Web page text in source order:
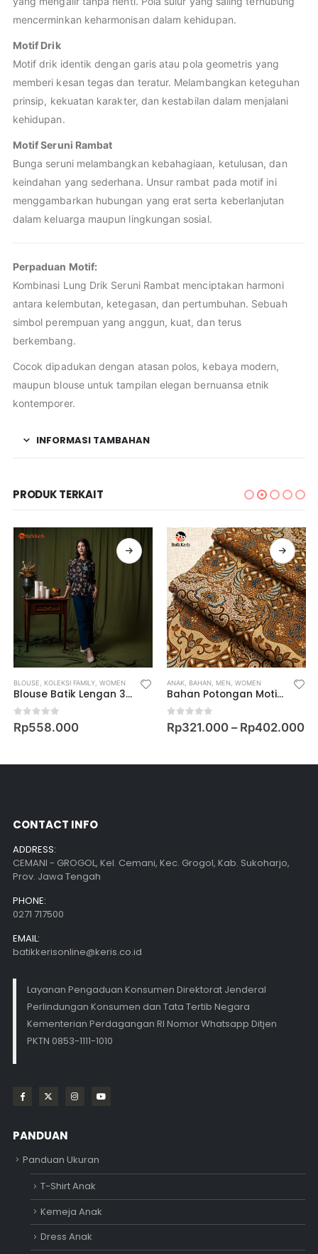
mencerminkan keharmonisan dalam kehidupan.
Motif Drik
Motif drik identik dengan garis atau pola geometris yang
memberi kesan tegas dan teratur. Melambangkan keteguhan
prinsip, kekuatan karakter, dan kestabilan dalam menjalani
kehidupan.
Motif Seruni Rambat
Bunga seruni melambangkan kebahagiaan, ketulusan, dan
keindahan yang sederhana. Unsur rambat pada motif ini
menggambarkan hubungan yang erat serta keberlanjutan
dalam keluarga maupun lingkungan sosial.
Perpaduan Motif:
Kombinasi Lung Drik Seruni Rambat menciptakan harmoni
antara kelembutan, ketegasan, dan pertumbuhan. Sebuah
simbol perempuan yang anggun, kuat, dan terus
berkembang.
Cocok dipadukan dengan atasan polos, kebaya modern,
maupun blouse untuk tampilan elegan bernuansa etnik
kontemporer.
INFORMASI TAMBAHAN
PRODUK TERKAIT
BLOUSE, KOLEKSI FAMILY, WOMEN
Blouse Batik Lengan 3/4 Motif Keris Lung Rahajeng
0out of 5
Rp558.000
ANAK, BAHAN, MEN, WOMEN
Bahan Potongan Motif Peksi Mardika
0out of 5
Rp321.000 – Rp402.000
CONTACT INFO
ADDRESS:
CEMANI - GROGOL, Kel. Cemani, Kec. Grogol, Kab. Sukoharjo,
Prov. Jawa Tengah
PHONE:
0271 717500
EMAIL:
batikkerisonline@keris.co.id
Layanan Pengaduan Konsumen Direktorat Jenderal
Perlindungan Konsumen dan Tata Tertib Negara
Kementerian Perdagangan RI Nomor Whatsapp Ditjen
PKTN 0853-1111-1010
PANDUAN
Panduan Ukuran
T-Shirt Anak
Kemeja Anak
Dress Anak